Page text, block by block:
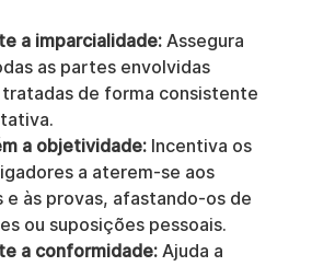
a imparcialidade: Assegura
as partes envolvidas
tratadas de forma consistente
a objetividade: Incentiva os
a aterem-se aos
e às provas, afastando-os de
ou suposições pessoais.
a conformidade: Ajuda a